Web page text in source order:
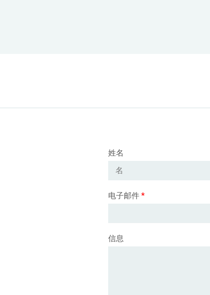
姓名
电子邮件*
信息